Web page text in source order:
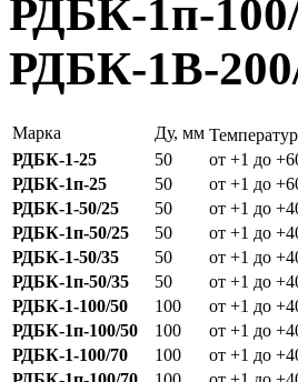
РДБК-1п-
РДБК-1В-
Марка Ду, мм
РДБК-1-25
50 от +1 до
РДБК-1п-25
50 от +1 до
РДБК-1-50/25
50 от +1 до
РДБК-1п-50/25
50 от +1 до
РДБК-1-50/35
50 от +1 до
РДБК-1п-50/35
50 от +1 до
РДБК-1-100/50
100 от +1 до
РДБК-1п-100/50
100 от +1 до
РДБК-1-100/70
100 от +1 до